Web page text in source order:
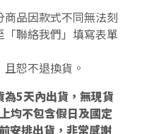
品因款式不同無法刻
聯絡我們」填寫表單
恕不退換貨。
5天內出貨，無現貨
均不包含假日及國定
安排出貨，非常感謝